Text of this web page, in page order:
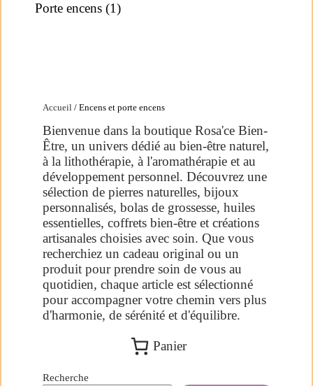
Porte encens (1)
Accueil / Encens et porte encens
Bienvenue dans la boutique Rosa'ce Bien-
Être, un univers dédié au bien-être naturel,
à la lithothérapie, à l'aromathérapie et au
développement personnel. Découvrez une
sélection de pierres naturelles, bijoux
personnalisés, bolas de grossesse, huiles
essentielles, coffrets bien-être et créations
artisanales choisies avec soin. Que vous
recherchiez un cadeau original ou un
produit pour prendre soin de vous au
quotidien, chaque article est sélectionné
pour accompagner votre chemin vers plus
d'harmonie, de sérénité et d'équilibre.
Panier
Recherche